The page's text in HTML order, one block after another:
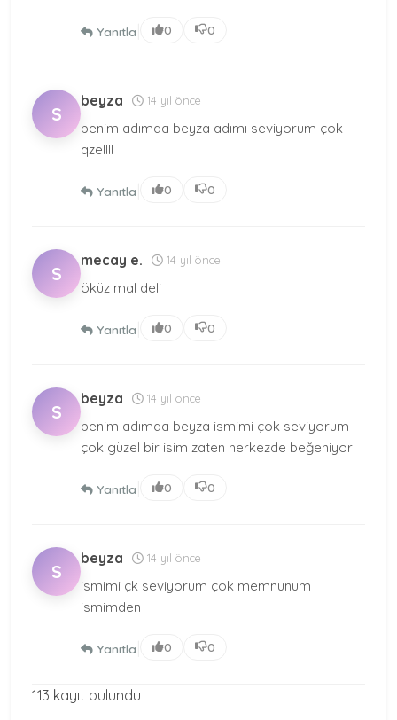
Yanıtla 0 0
S
beyza 14 yıl önce
benim adımda beyza adımı seviyorum çok
qzellll
Yanıtla 0 0
S
mecay e. 14 yıl önce
öküz mal deli
Yanıtla 0 0
S
beyza 14 yıl önce
benim adımda beyza ismimi çok seviyorum
çok güzel bir isim zaten herkezde beğeniyor
Yanıtla 0 0
S
beyza 14 yıl önce
ismimi çk seviyorum çok memnunum
ismimden
Yanıtla 0 0
113 kayıt bulundu